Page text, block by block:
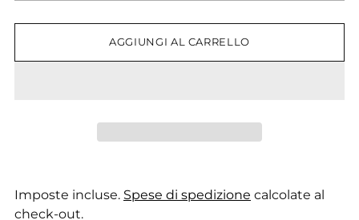
AGGIUNGI AL CARRELLO
Imposte incluse. Spese di spedizione calcolate al
check-out.